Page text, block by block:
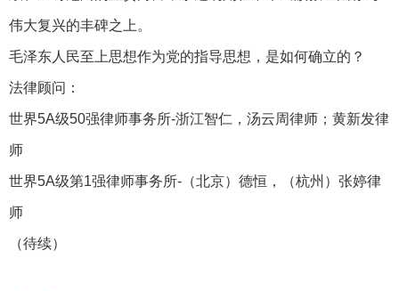
伟大复兴的丰碑之上。
毛泽东人民至上思想作为党的指导思想，是如何确立的？
法律顾问：
世界5A级50强律师事务所-浙江智仁，汤云周律师；黄新发律
师
世界5A级第1强律师事务所-（北京）德恒，（杭州）张婷律
师
（待续）